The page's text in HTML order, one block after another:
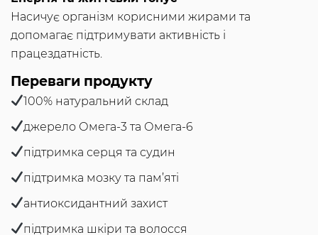
Насичує організм корисними жирами та
допомагає підтримувати активність і
працездатність.
Переваги продукту
100% натуральний склад
джерело Омега-3 та Омега-6
підтримка серця та судин
підтримка мозку та пам’яті
антиоксидантний захист
підтримка шкіри та волосся